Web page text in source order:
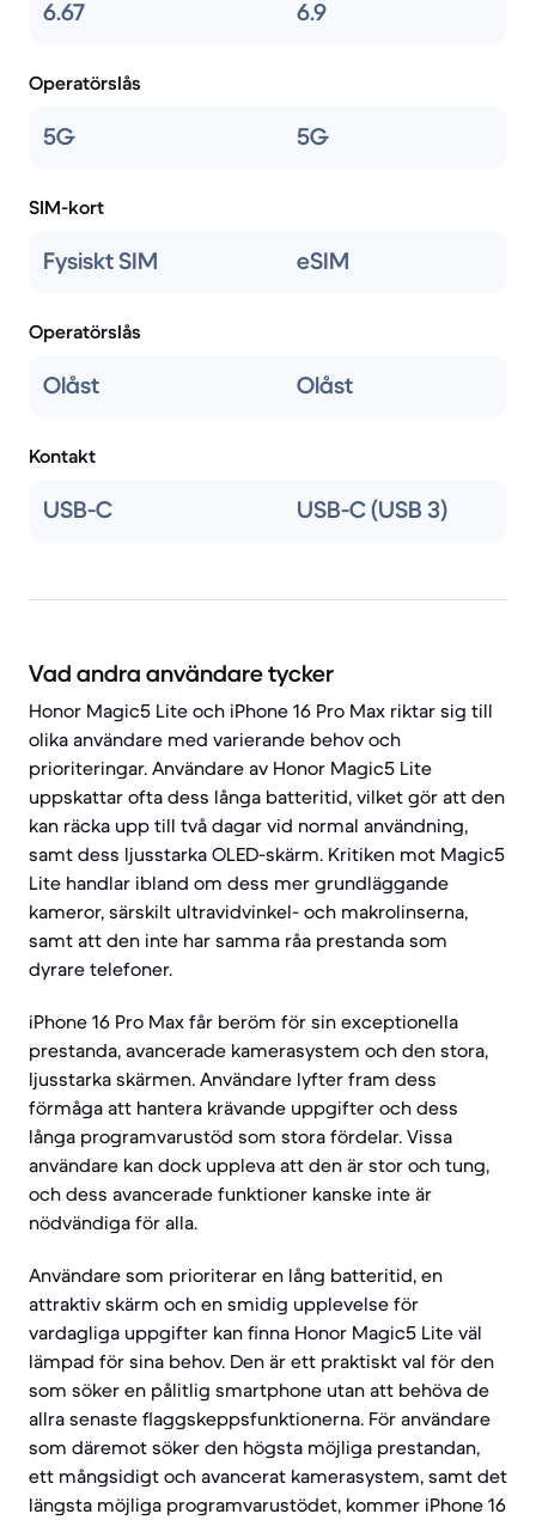
6.67 6.9
Operatörslås
5G 5G
SIM-kort
Fysiskt SIM eSIM
Operatörslås
Olåst Olåst
Kontakt
USB-C USB-C (USB 3)
Vad andra användare tycker
Honor Magic5 Lite och iPhone 16 Pro Max riktar sig till
olika användare med varierande behov och
prioriteringar. Användare av Honor Magic5 Lite
uppskattar ofta dess långa batteritid, vilket gör att den
kan räcka upp till två dagar vid normal användning,
samt dess ljusstarka OLED-skärm. Kritiken mot Magic5
Lite handlar ibland om dess mer grundläggande
kameror, särskilt ultravidvinkel- och makrolinserna,
samt att den inte har samma råa prestanda som
dyrare telefoner.
iPhone 16 Pro Max får beröm för sin exceptionella
prestanda, avancerade kamerasystem och den stora,
ljusstarka skärmen. Användare lyfter fram dess
förmåga att hantera krävande uppgifter och dess
långa programvarustöd som stora fördelar. Vissa
användare kan dock uppleva att den är stor och tung,
och dess avancerade funktioner kanske inte är
nödvändiga för alla.
Användare som prioriterar en lång batteritid, en
attraktiv skärm och en smidig upplevelse för
vardagliga uppgifter kan finna Honor Magic5 Lite väl
lämpad för sina behov. Den är ett praktiskt val för den
som söker en pålitlig smartphone utan att behöva de
allra senaste flaggskeppsfunktionerna. För användare
som däremot söker den högsta möjliga prestandan,
ett mångsidigt och avancerat kamerasystem, samt det
längsta möjliga programvarustödet, kommer iPhone 16